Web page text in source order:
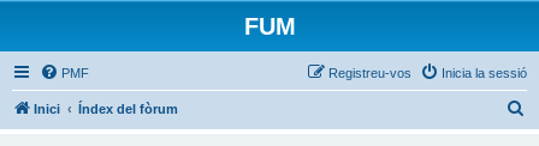
FUM
PMF Inicia la sessió
Registreu-vos
Inici Índex del fòrum